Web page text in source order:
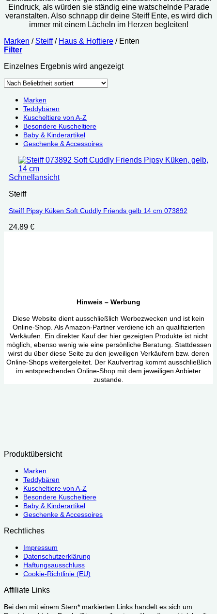
Eindruck, als würden sie ständig eine watschelnde Parade
veranstalten. Also schnapp dir deine Steiff Ente, es wird dich
immer mit einem Lächeln im Herzen begleiten!
Marken / Steiff / Haus & Hoftiere /Enten
Filter
Einzelnes Ergebnis wird angezeigt
Marken
Teddybären
Kuscheltiere von A-Z
Besondere Kuscheltiere
Baby & Kinderartikel
Geschenke & Accessoires
Schnellansicht
Steiff
Steiff Pipsy Küken Soft Cuddly Friends gelb 14 cm 073892
24.89 €
Hinweis – Werbung
Diese Website dient ausschließlich Werbezwecken und ist kein
Online-Shop. Als Amazon-Partner verdiene ich an qualifizierten
Verkäufen. Ein direkter Kauf der hier gezeigten Produkte ist nicht
möglich, ebenso wenig wie eine persönliche Beratung. Stattdessen
wirst du über diese Seite zu den jeweiligen Verkäufern bzw. deren
Online-Shops weitergeleitet. Der Kaufvertrag kommt ausschließlich
im entsprechenden Online-Shop mit dem jeweiligen Anbieter
zustande.
Produktübersicht
Marken
Teddybären
Kuscheltiere von A-Z
Besondere Kuscheltiere
Baby & Kinderartikel
Geschenke & Accessoires
Rechtliches
Impressum
Datenschutzerklärung
Haftungsausschluss
Cookie-Richtlinie (EU)
Affiliate Links
Bei den mit einem Stern* markierten Links handelt es sich um